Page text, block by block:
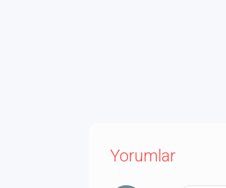
Yorumlar